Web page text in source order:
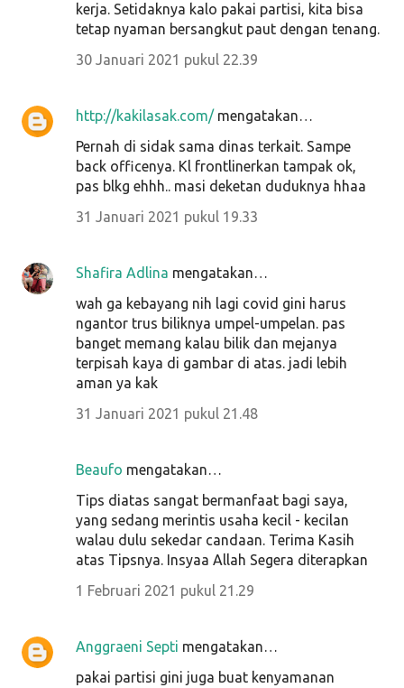
kerja. Setidaknya kalo pakai partisi, kita bisa
tetap nyaman bersangkut paut dengan tenang.
30 Januari 2021 pukul 22.39
http://kakilasak.com/mengatakan…
Pernah di sidak sama dinas terkait. Sampe
back officenya. Kl frontlinerkan tampak ok,
pas blkg ehhh.. masi deketan duduknya hhaa
31 Januari 2021 pukul 19.33
Shafira Adlina mengatakan…
wah ga kebayang nih lagi covid gini harus
ngantor trus biliknya umpel-umpelan. pas
banget memang kalau bilik dan mejanya
terpisah kaya di gambar di atas. jadi lebih
aman ya kak
31 Januari 2021 pukul 21.48
Beaufo mengatakan…
Tips diatas sangat bermanfaat bagi saya,
yang sedang merintis usaha kecil - kecilan
walau dulu sekedar candaan. Terima Kasih
atas Tipsnya. Insyaa Allah Segera diterapkan
1 Februari 2021 pukul 21.29
Anggraeni Septi mengatakan…
pakai partisi gini juga buat kenyamanan